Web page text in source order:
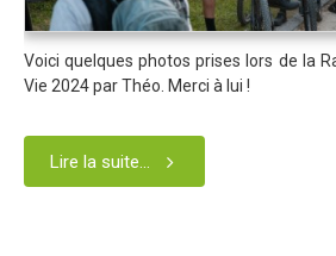
Blog 2022
Règlement 2022
Partenaires 2022
Voici quelques photos prises lors de la
Vie 2024 par Théo. Merci à lui !
Lire la suite...